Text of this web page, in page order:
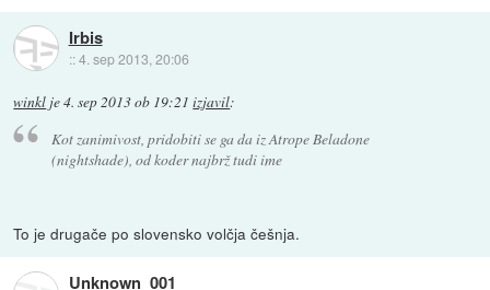
Irbis
::4. sep 2013, 20:06
winkl je4. sep 2013 ob 19:21 izjavil:
Kot zanimivost, pridobiti se ga da iz Atrope Beladone
(nightshade), od koder najbrž tudi ime
To je drugače po slovensko volčja češnja.
Unknown_001